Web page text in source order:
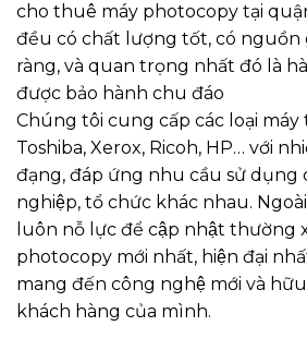
cho thuê máy photocopy tại
đều có chất lượng tốt, có nguồn
ràng, và quan trọng nhất đó là
được bảo hành chu đáo
Chúng tôi cung cấp các loại máy
Toshiba, Xerox, Ricoh, HP… với
đạng, đáp ứng nhu cầu sử dụng
nghiệp, tổ chức khác nhau.
luôn nỗ lực để cập nhật thường
photocopy mới nhất, hiện đại
mang đến công nghệ mới và
khách hàng của mình.